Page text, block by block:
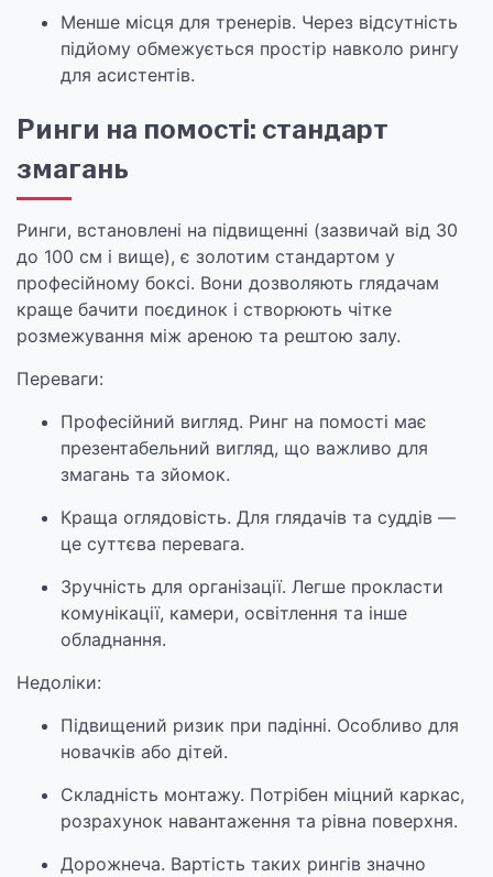
Менше місця для тренерів. Через відсутність
підйому обмежується простір навколо рингу
для асистентів.
Ринги на помості: стандарт
змагань
Ринги, встановлені на підвищенні (зазвичай від 30
до 100 см і вище), є золотим стандартом у
професійному боксі. Вони дозволяють глядачам
краще бачити поєдинок і створюють чітке
розмежування між ареною та рештою залу.
Переваги:
Професійний вигляд. Ринг на помості має
презентабельний вигляд, що важливо для
змагань та зйомок.
Краща оглядовість. Для глядачів та суддів —
це суттєва перевага.
Зручність для організації. Легше прокласти
комунікації, камери, освітлення та інше
обладнання.
Недоліки:
Підвищений ризик при падінні. Особливо для
новачків або дітей.
Складність монтажу. Потрібен міцний каркас,
розрахунок навантаження та рівна поверхня.
Дорожнеча. Вартість таких рингів значно